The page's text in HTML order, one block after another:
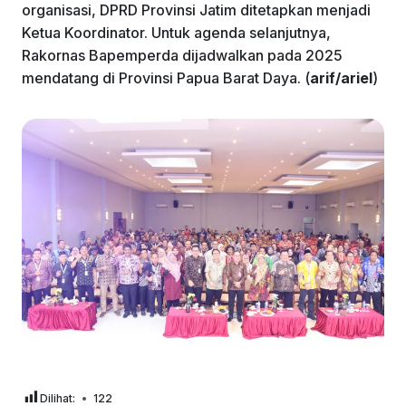
organisasi, DPRD Provinsi Jatim ditetapkan menjadi
Ketua Koordinator. Untuk agenda selanjutnya,
Rakornas Bapemperda dijadwalkan pada 2025
mendatang di Provinsi Papua Barat Daya. (arif/ariel)
Dilihat: 122